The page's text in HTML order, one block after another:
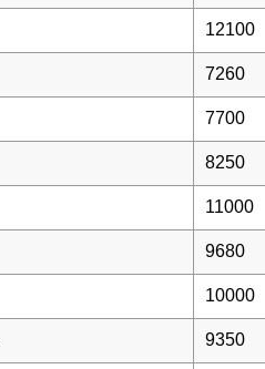
12100
7260
7700
8250
11000
9680
10000
9350